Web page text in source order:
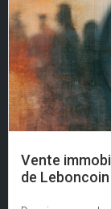
Vente
de Leboncoin